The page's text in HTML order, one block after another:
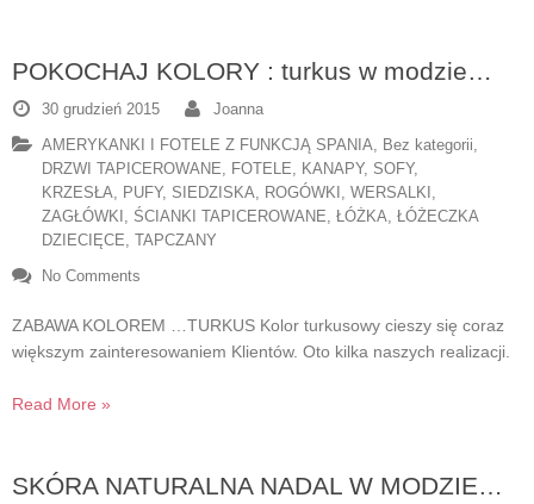
POKOCHAJ KOLORY : turkus w modzie…
30 grudzień 2015 Joanna
AMERYKANKI I FOTELE Z FUNKCJĄ SPANIA Bez kategorii
DRZWI TAPICEROWANE
FOTELE KANAPY, SOFY,
KRZESŁA
PUFY, SIEDZISKA ROGÓWKI, WERSALKI
ZAGŁÓWKI, ŚCIANKI TAPICEROWANE
ŁÓŻKA, ŁÓŻECZKA
DZIECIĘCE, TAPCZANY
No Comments
ZABAWA KOLOREM …TURKUS Kolor turkusowy cieszy się coraz
większym zainteresowaniem Klientów. Oto kilka naszych realizacji.
Read More »
SKÓRA NATURALNA NADAL W MODZIE…